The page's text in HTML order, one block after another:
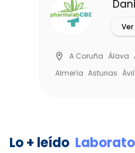
location_on A Coruña Álava
Almería Asturias
Guadalajara
5
Lo + leído